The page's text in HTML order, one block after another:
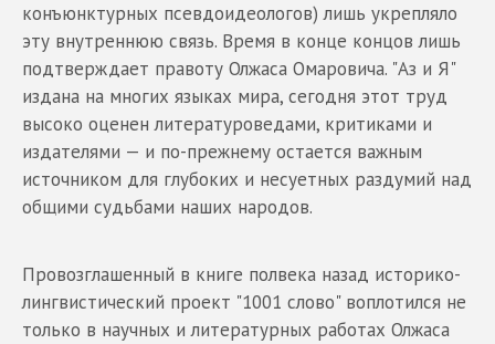
конъюнктурных псевдоидеологов) лишь укрепляло
эту внутреннюю связь. Время в конце концов лишь
подтверждает правоту Олжаса Омаровича. "Аз и Я"
издана на многих языках мира, сегодня этот труд
высоко оценен литературоведами, критиками и
издателями — и по-прежнему остается важным
источником для глубоких и несуетных раздумий над
общими судьбами наших народов.
Провозглашенный в книге полвека назад историко-
лингвистический проект "1001 слово" воплотился не
только в научных и литературных работах Олжаса